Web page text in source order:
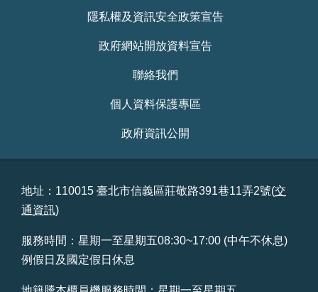
隱私權及資訊安全政策宣告
政府網站開放資料宣告
聯絡我們
個人資料保護專區
政府資訊公開
地址：110015 臺北市信義區莊敬路391巷11弄2號(交
通資訊)
服務時間：星期一至星期五08:30~17:00 (中午不休息)
例假日及國定假日休息